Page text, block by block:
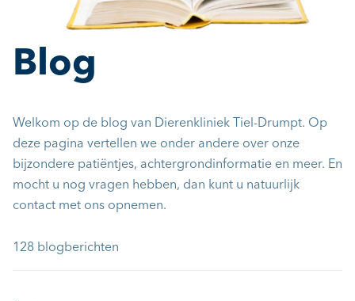
Blog
Welkom op de blog van Dierenkliniek Tiel-Drumpt. Op
deze pagina vertellen we onder andere over onze
bijzondere patiëntjes, achtergrondinformatie en meer. En
mocht u nog vragen hebben, dan kunt u natuurlijk
contact met ons opnemen.
128 blogberichten